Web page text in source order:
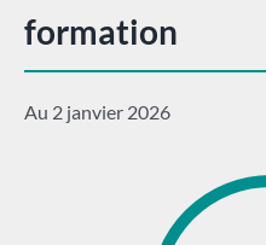
formation
Au 2 janvier 2026